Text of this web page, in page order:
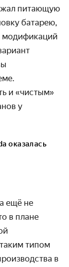
питающую
батарею,
модификаций
и «чистым»
у
оказалась
ещё не
в плане
типом
в